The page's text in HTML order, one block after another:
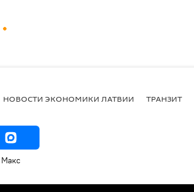
НОВОСТИ ЭКОНОМИКИ ЛАТВИИ ТРАНЗИТ
Макс